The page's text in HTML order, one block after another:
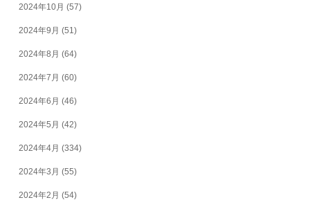
2024年10月 (57)
2024年9月 (51)
2024年8月 (64)
2024年7月 (60)
2024年6月 (46)
2024年5月 (42)
2024年4月 (334)
2024年3月 (55)
2024年2月 (54)